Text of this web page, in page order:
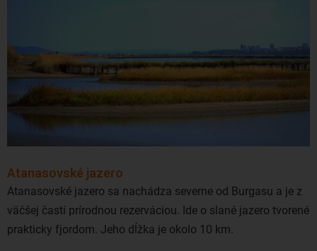
Atanasovské jazero
Atanasovské jazero sa nachádza severne od Burgasu a je z
väčšej častí prírodnou rezerváciou. Ide o slané jazero tvorené
prakticky fjordom. Jeho dĺžka je okolo 10 km.